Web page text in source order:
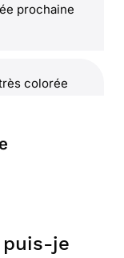
prochaine
très colorée
à une
puis-je